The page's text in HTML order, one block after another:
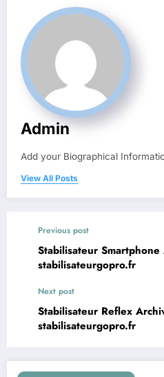
Admin
Add your Biographical
View All Posts
Previous post
Stabilisateur
stabilisateurgopro.fr
Next post
Stabilisateur Reflex
stabilisateurgopro.fr